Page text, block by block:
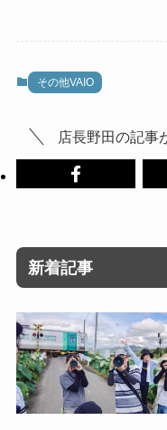
その他VAIO
店長野田の記事
新着記事